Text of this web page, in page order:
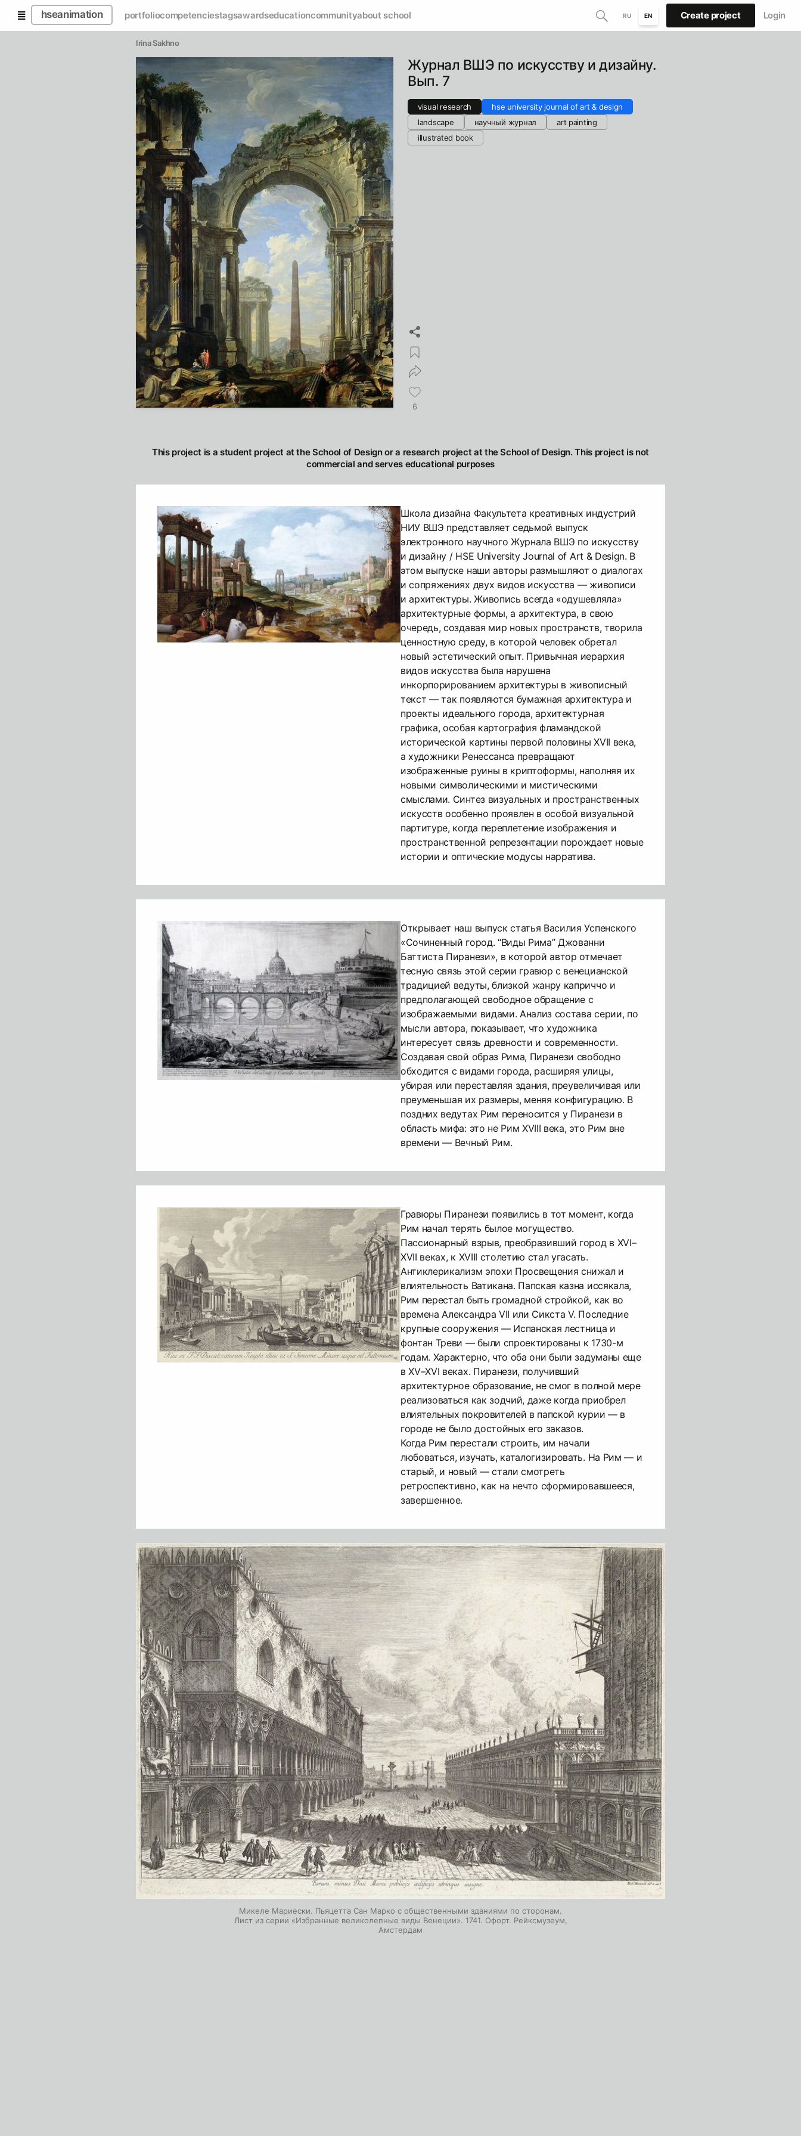
hseanimation portfoliocompetenciestagsawardseducationcommunityabout school RU EN Create project Login
Irina Sakhno
Журнал ВШЭ по искусству и дизайну.
Вып. 7
visual research
hse university journal of art & design
landscape
научный журнал
art painting
illustrated book
6
This project is a student project at the School of Design or a research project at the School of Design. This project is not
commercial and serves educational purposes
Школа дизайна Факультета креативных индустрий
НИУ ВШЭ представляет седьмой выпуск
электронного научного Журнала ВШЭ по искусству
и дизайну / HSE University Journal of Art & Design. В
этом выпуске наши авторы размышляют о диалогах
и сопряжениях двух видов искусства — живописи
и архитектуры. Живопись всегда «одушевляла»
архитектурные формы, а архитектура, в свою
очередь, создавая мир новых пространств, творила
ценностную среду, в которой человек обретал
новый эстетический опыт. Привычная иерархия
видов искусства была нарушена
инкорпорированием архитектуры в живописный
текст — так появляются бумажная архитектура и
проекты идеального города, архитектурная
графика, особая картография фламандской
исторической картины первой половины XVII века,
а художники Ренессанса превращают
изображенные руины в криптоформы, наполняя их
новыми символическими и мистическими
смыслами. Синтез визуальных и пространственных
искусств особенно проявлен в особой визуальной
партитуре, когда переплетение изображения и
пространственной репрезентации порождает новые
истории и оптические модусы нарратива.
Открывает наш выпуск статья Василия Успенского
«Сочиненный город. “Виды Рима” Джованни
Баттиста Пиранези», в которой автор отмечает
тесную связь этой серии гравюр с венецианской
традицией ведуты, близкой жанру каприччо и
предполагающей свободное обращение с
изображаемыми видами. Анализ состава серии, по
мысли автора, показывает, что художника
интересует связь древности и современности.
Создавая свой образ Рима, Пиранези свободно
обходится с видами города, расширяя улицы,
убирая или переставляя здания, преувеличивая или
преуменьшая их размеры, меняя конфигурацию. В
поздних ведутах Рим переносится у Пиранези в
область мифа: это не Рим XVIII века, это Рим вне
времени — Вечный Рим.
Гравюры Пиранези появились в тот момент, когда
Рим начал терять былое могущество.
Пассионарный взрыв, преобразивший город в XVI–
XVII веках, к XVIII столетию стал угасать.
Антиклерикализм эпохи Просвещения снижал и
влиятельность Ватикана. Папская казна иссякала,
Рим перестал быть громадной стройкой, как во
времена Александра VII или Сикста V. Последние
крупные сооружения — Испанская лестница и
фонтан Треви — были спроектированы к 1730-м
годам. Характерно, что оба они были задуманы еще
в XV–XVI веках. Пиранези, получивший
архитектурное образование, не смог в полной мере
реализоваться как зодчий, даже когда приобрел
влиятельных покровителей в папской курии — в
городе не было достойных его заказов.
Когда Рим перестали строить, им начали
любоваться, изучать, каталогизировать. На Рим — и
старый, и новый — стали смотреть
ретроспективно, как на нечто сформировавшееся,
завершенное.
Микеле Мариески. Пьяцетта Сан Марко с общественными зданиями по сторонам.
Лист из серии «Избранные великолепные виды Венеции». 1741. Офорт. Рейксмузеум,
Амстердам